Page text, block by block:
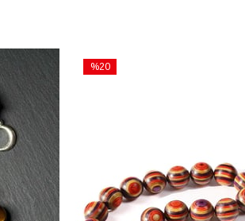
%20